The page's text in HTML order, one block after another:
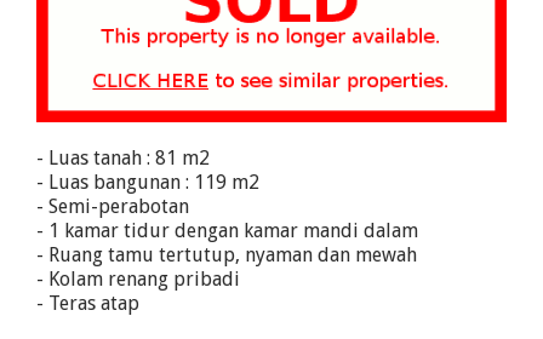
- Luas tanah : 81 m2
- Luas bangunan : 119 m2
- Semi-perabotan
- 1 kamar tidur dengan kamar mandi dalam
- Ruang tamu tertutup, nyaman dan mewah
- Kolam renang pribadi
- Teras atap